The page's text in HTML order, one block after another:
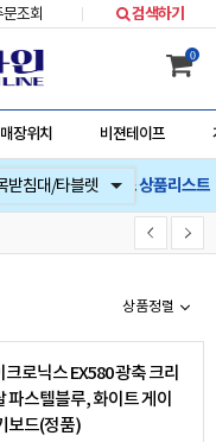
문조회 검색하기
0
매장위치 비젼테이프
금장치
받침대/타블렛마이크로닉스 상품리스트
상품정렬
크로닉스 EX580 광축 크리
파스텔블루, 화이트 게이
보드(정품)